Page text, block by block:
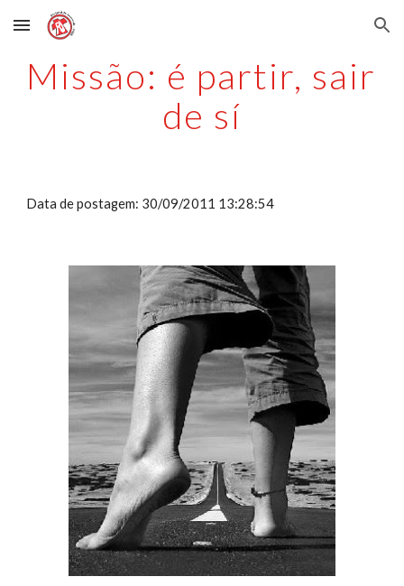
Skip to main content Skip to navigation
Missão: é partir, sair
de sí
Data de postagem: 30/09/2011 13:28:54